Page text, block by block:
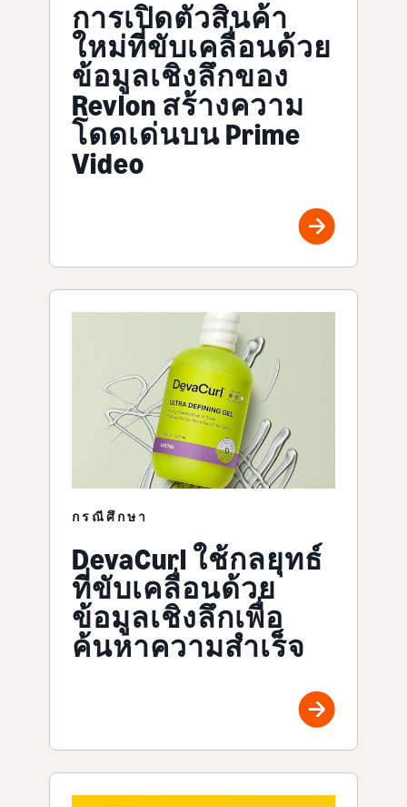
การเปิดตัวสินค้า
ใหม่ที่ขับเคลื่อนด้วย
ข้อมูลเชิงลึกของ
Revlon สร้างความ
โดดเด่นบน Prime
Video
กรณีศึกษา
DevaCurl ใช้กลยุทธ์
ที่ขับเคลื่อนด้วย
ข้อมูลเชิงลึกเพื่อ
ค้นหาความสำเร็จ